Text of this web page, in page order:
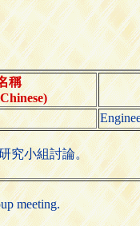
稱
究小組討論。
meeting.